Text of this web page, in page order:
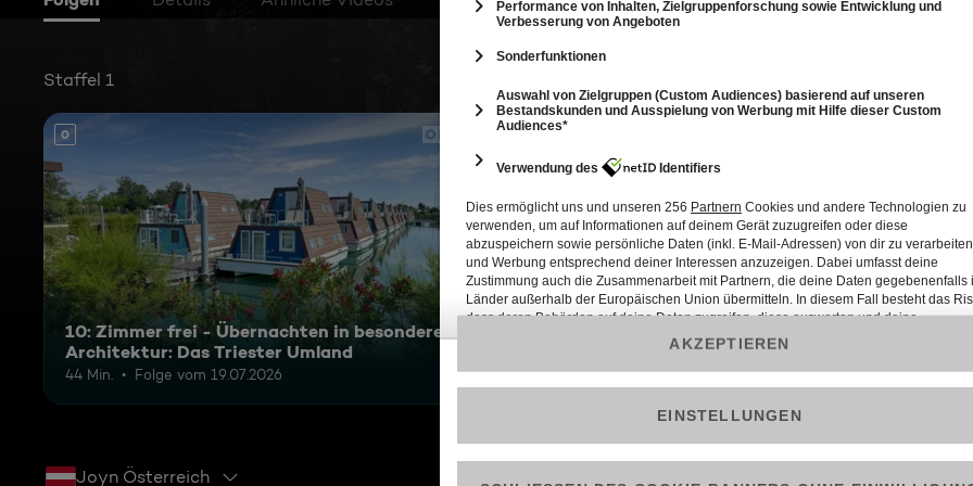
Staffel 1
0
10: Zimmer frei - Übernachten in besonderer
Architektur: Das Triester Umland
44 Min. Folge vom 19.07.2026
0
Architektur: Tirol
44 Min. Folge vom 12.07.2026
Joyn Österreich